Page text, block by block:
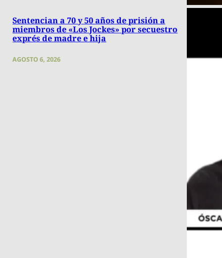
Sentencian a 70 y 50 años de prisión a
miembros de «Los Jockes» por secuestro
exprés de madre e hija
AGOSTO 6, 2026